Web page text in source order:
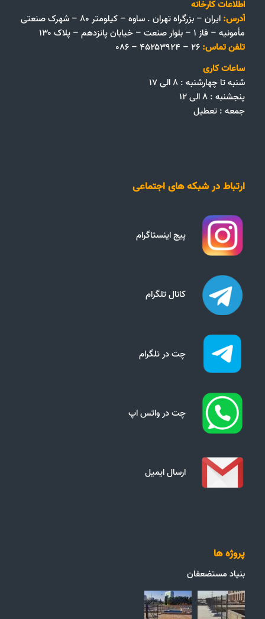
اطلاعات کارخانه
آدرس:
ایران – بزرگراه تهران . ساوه – کیلومتر ۸۰ – شهرک صنعتی
مأمونیه – فاز ۱ – بلوار صنعت – خیابان پانزدهم – پلاک ۱۳۰
تلفن تماس:
ساعات کاری
شنبه تا چهارشنبه : ۸ الی ۱۷
پنجشنبه : ۸ الی ۱۲
جمعه‌ :‌ تعطیل
ارتباط در شبکه های اجتماعی
پیج اینستاگرام
کانال تلگرام
چت در تلگرام
چت در واتس اپ
ارسال ایمیل
پروژه ها
بنیاد مستضعفان